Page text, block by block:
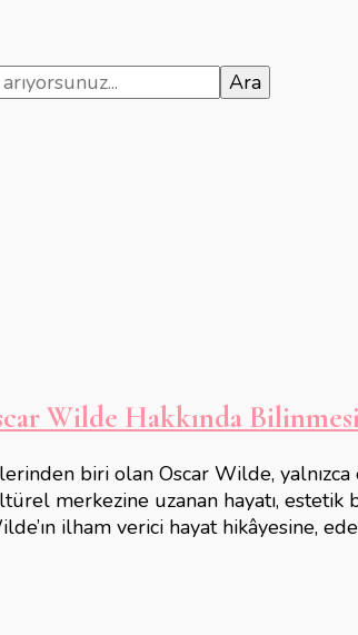
Wilde Hakkında
biri olan Oscar Wilde,
merkezine uzanan hayatı,
ilham verici hayat hikâyesine,